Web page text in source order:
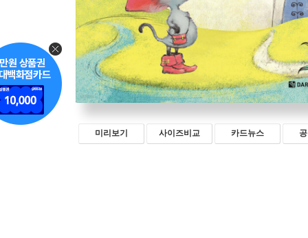
미리보기 사이즈비교 카드뉴스